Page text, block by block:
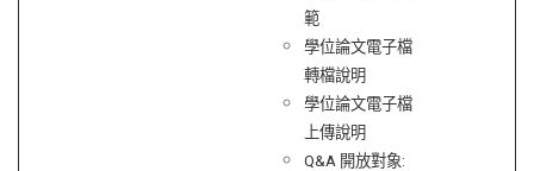
範
學位論文電子檔
轉檔說明
學位論文電子檔
上傳說明
Q&A 開放對象: